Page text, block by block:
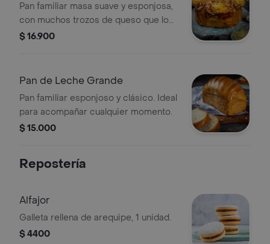
Pan familiar masa suave y esponjosa,
con muchos trozos de queso que lo
hacen irresistible, 1 unidad.
$ 16.900
Pan de Leche Grande
Pan familiar esponjoso y clásico. Ideal
para acompañar cualquier momento.
$ 15.000
Repostería
Alfajor
Galleta rellena de arequipe, 1 unidad.
$ 4400